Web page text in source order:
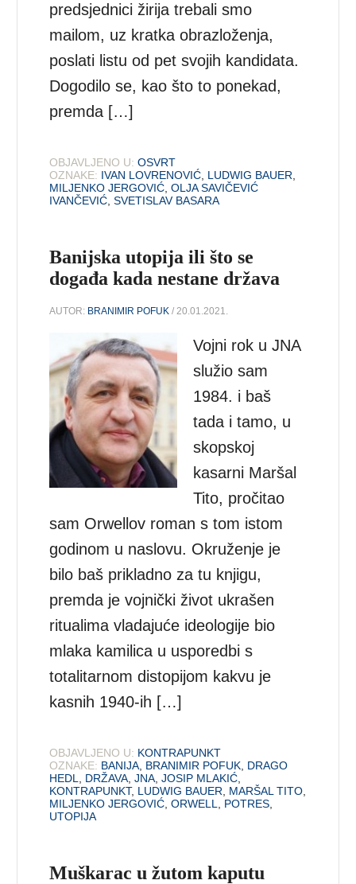
predsjednici žirija trebali smo
mailom, uz kratka obrazloženja,
poslati listu od pet svojih kandidata.
Dogodilo se, kao što to ponekad,
premda […]
OBJAVLJENO U: OSVRT
OZNAKE: IVAN LOVRENOVIĆ LUDWIG BAUER
MILJENKO JERGOVIĆ ,OLJA SAVIČEVIĆ
IVANČEVIĆ ,SVETISLAV BASARA
Banijska utopija ili što se
događa kada nestane država
AUTOR: BRANIMIR POFUK / 20.01.2021.
Vojni rok u JNA
služio sam
1984. i baš
tada i tamo, u
skopskoj
kasarni Maršal
Tito, pročitao
sam Orwellov roman s tom istom
godinom u naslovu. Okruženje je
bilo baš prikladno za tu knjigu,
premda je vojnički život ukrašen
ritualima vladajuće ideologije bio
mlaka kamilica u usporedbi s
totalitarnom distopijom kakvu je
kasnih 1940-ih […]
OBJAVLJENO U: KONTRAPUNKT
OZNAKE: BANIJA BRANIMIR POFUK DRAGO
HEDL
DRŽAVA ,JNA ,JOSIP MLAKIĆ
KONTRAPUNKT, LUDWIG BAUER MARŠAL TITO
MILJENKO JERGOVIĆ ,ORWELL POTRES
UTOPIJA
Muškarac u žutom kaputu